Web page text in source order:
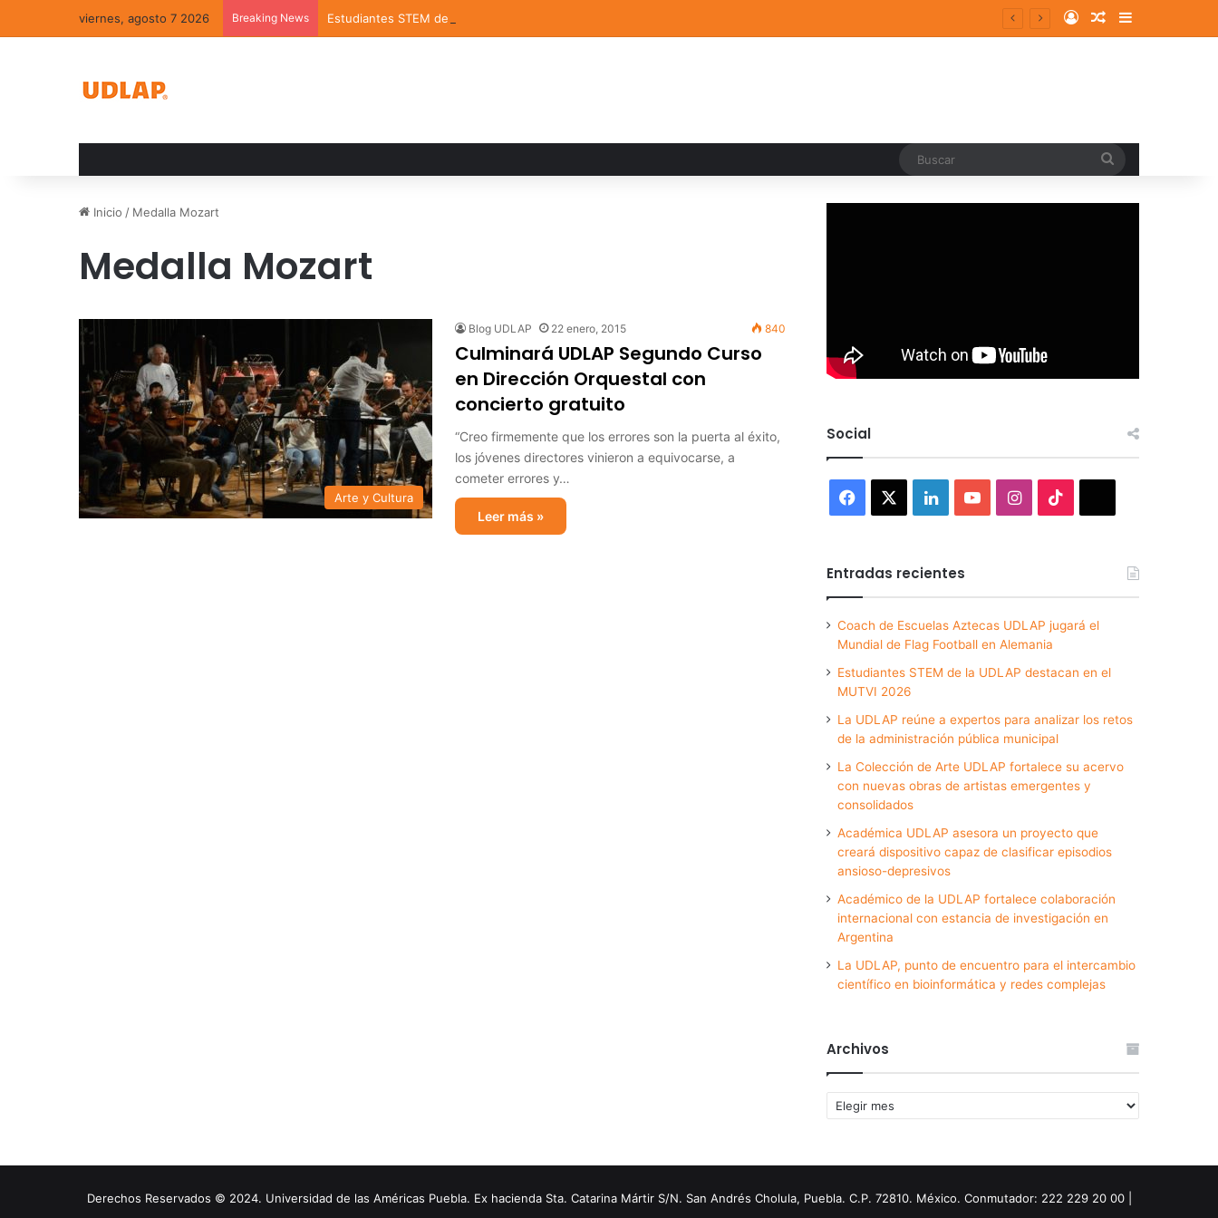
viernes, agosto 7 2026 Breaking News Estudiantes STEM de la UDLAP destacan en el MUTVI 2026 Log InRandom Article
Sidebar
Inicio / Medalla Mozart
Medalla Mozart
Arte y Cultura
Blog UDLAP 22 enero, 2015 840
Culminará UDLAP Segundo Curso
en Dirección Orquestal con
concierto gratuito
“Creo firmemente que los errores son la puerta al éxito,
los jóvenes directores vinieron a equivocarse, a
cometer errores y…
Leer más »
Social
Facebook LinkedInYouTubeInstagram
Entradas recientes
Coach de Escuelas Aztecas UDLAP jugará el
Mundial de Flag Football en Alemania
Estudiantes STEM de la UDLAP destacan en el
MUTVI 2026
La UDLAP reúne a expertos para analizar los retos
de la administración pública municipal
La Colección de Arte UDLAP fortalece su acervo
con nuevas obras de artistas emergentes y
consolidados
Académica UDLAP asesora un proyecto que
creará dispositivo capaz de clasificar episodios
ansioso-depresivos
Académico de la UDLAP fortalece colaboración
internacional con estancia de investigación en
Argentina
La UDLAP, punto de encuentro para el intercambio
científico en bioinformática y redes complejas
Archivos
Archivos
Derechos Reservados © 2024. Universidad de las Américas Puebla. Ex hacienda Sta. Catarina Mártir S/N. San Andrés Cholula, Puebla. C.P. 72810. México. Conmutador: 222 229 20 00 |